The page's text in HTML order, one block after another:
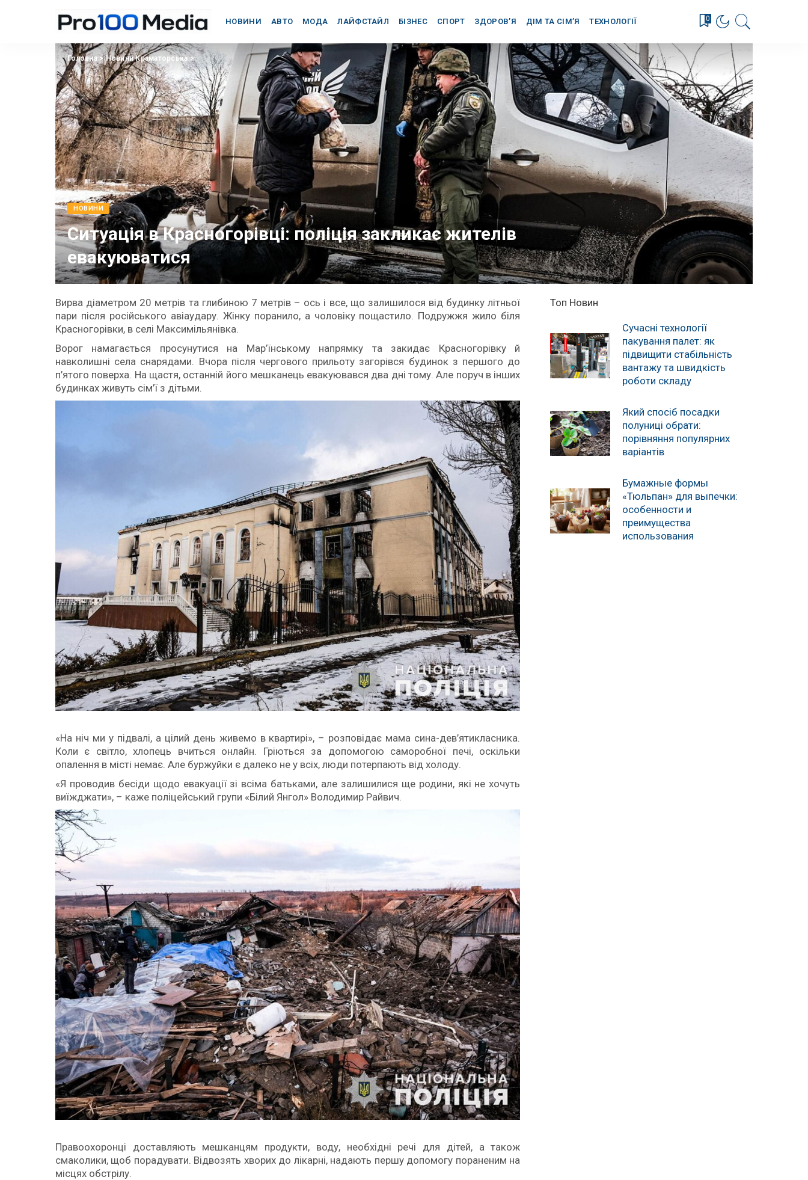
НОВИНИ АВТО МОДА ЛАЙФСТАЙЛ БІЗНЕС СПОРТ ЗДОРОВ’Я ДІМ ТА СІМ’Я ТЕХНОЛОГІЇ 0
Головна>Новини Краматорська>
НОВИНИ
Ситуація в Красногорівці: поліція закликає жителів
евакуюватися
Вирва діаметром 20 метрів та глибиною 7 метрів – ось і все, що залишилося від будинку літньої
пари після російського авіаудару. Жінку поранило, а чоловіку пощастило. Подружжя жило біля
Красногорівки, в селі Максимільянівка.
Ворог намагається просунутися на Мар’їнському напрямку та закидає Красногорівку й
навколишні села снарядами. Вчора після чергового прильоту загорівся будинок з першого до
п’ятого поверха. На щастя, останній його мешканець евакуювався два дні тому. Але поруч в інших
будинках живуть сім’ї з дітьми.
«На ніч ми у підвалі, а цілий день живемо в квартирі», – розповідає мама сина-дев’ятикласника.
Коли є світло, хлопець вчиться онлайн. Гріються за допомогою саморобної печі, оскільки
опалення в місті немає. Але буржуйки є далеко не у всіх, люди потерпають від холоду.
«Я проводив бесіди щодо евакуації зі всіма батьками, але залишилися ще родини, які не хочуть
виїжджати», – каже поліцейський групи «Білий Янгол» Володимир Райвич.
Правоохоронці доставляють мешканцям продукти, воду, необхідні речі для дітей, а також
смаколики, щоб порадувати. Відвозять хворих до лікарні, надають першу допомогу пораненим на
місцях обстрілу.
Топ Новин
Сучасні технології
пакування палет: як
підвищити стабільність
вантажу та швидкість
роботи складу
Який спосіб посадки
полуниці обрати:
порівняння популярних
варіантів
Бумажные формы
«Тюльпан» для выпечки:
особенности и
преимущества
использования